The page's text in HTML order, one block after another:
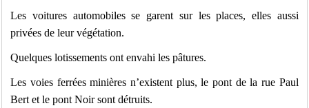
Les voitures automobiles se garent sur les places, elles aussi
privées de leur végétation.
Quelques lotissements ont envahi les pâtures.
Les voies ferrées minières n’existent plus, le pont de la rue Paul
Bert et le pont Noir sont détruits.